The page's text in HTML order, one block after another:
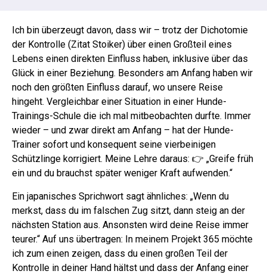
Ich bin überzeugt davon, dass wir – trotz der Dichotomie
der Kontrolle (Zitat Stoiker) über einen Großteil eines
Lebens einen direkten Einfluss haben, inklusive über das
Glück in einer Beziehung. Besonders am Anfang haben wir
noch den größten Einfluss darauf, wo unsere Reise
hingeht. Vergleichbar einer Situation in einer Hunde-
Trainings-Schule die ich mal mitbeobachten durfte. Immer
wieder – und zwar direkt am Anfang – hat der Hunde-
Trainer sofort und konsequent seine vierbeinigen
Schützlinge korrigiert. Meine Lehre daraus: 👉 „Greife früh
ein und du brauchst später weniger Kraft aufwenden.“
Ein japanisches Sprichwort sagt ähnliches: „Wenn du
merkst, dass du im falschen Zug sitzt, dann steig an der
nächsten Station aus. Ansonsten wird deine Reise immer
teurer.“ Auf uns übertragen: In meinem Projekt 365 möchte
ich zum einen zeigen, dass du einen großen Teil der
Kontrolle in deiner Hand hältst und dass der Anfang einer